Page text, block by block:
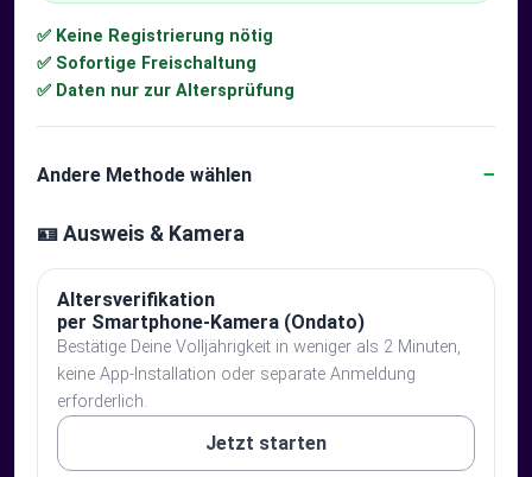
✅ Keine Registrierung nötig
✅ Sofortige Freischaltung
✅ Daten nur zur Altersprüfung
Andere Methode wählen
🪪 Ausweis & Kamera
Altersverifikation
per Smartphone-Kamera (Ondato)
Bestätige Deine Volljährigkeit in weniger als 2 Minuten,
keine App-Installation oder separate Anmeldung
erforderlich.
Jetzt starten